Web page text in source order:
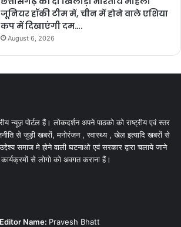
जूनियर हॉकी टीम में, चीन में होने वाले एशिया
कप में दिखाएंगी दम….
August 6, 2026
न्यूज़ पोर्टल हैं। लोकदर्शन अपने पाठको को राष्ट्रीय एवं स्तर
से जुड़ी खबरों, मनोरंजन , स्वास्थ्य , खेल इत्यादि खबरों से
समाज मे होने वाली घटनाओ एवं सरकार द्वारा चलाये जाने
से लोगो को अवगत कराना हैं।
Editor Name: Pravesh Bhatt